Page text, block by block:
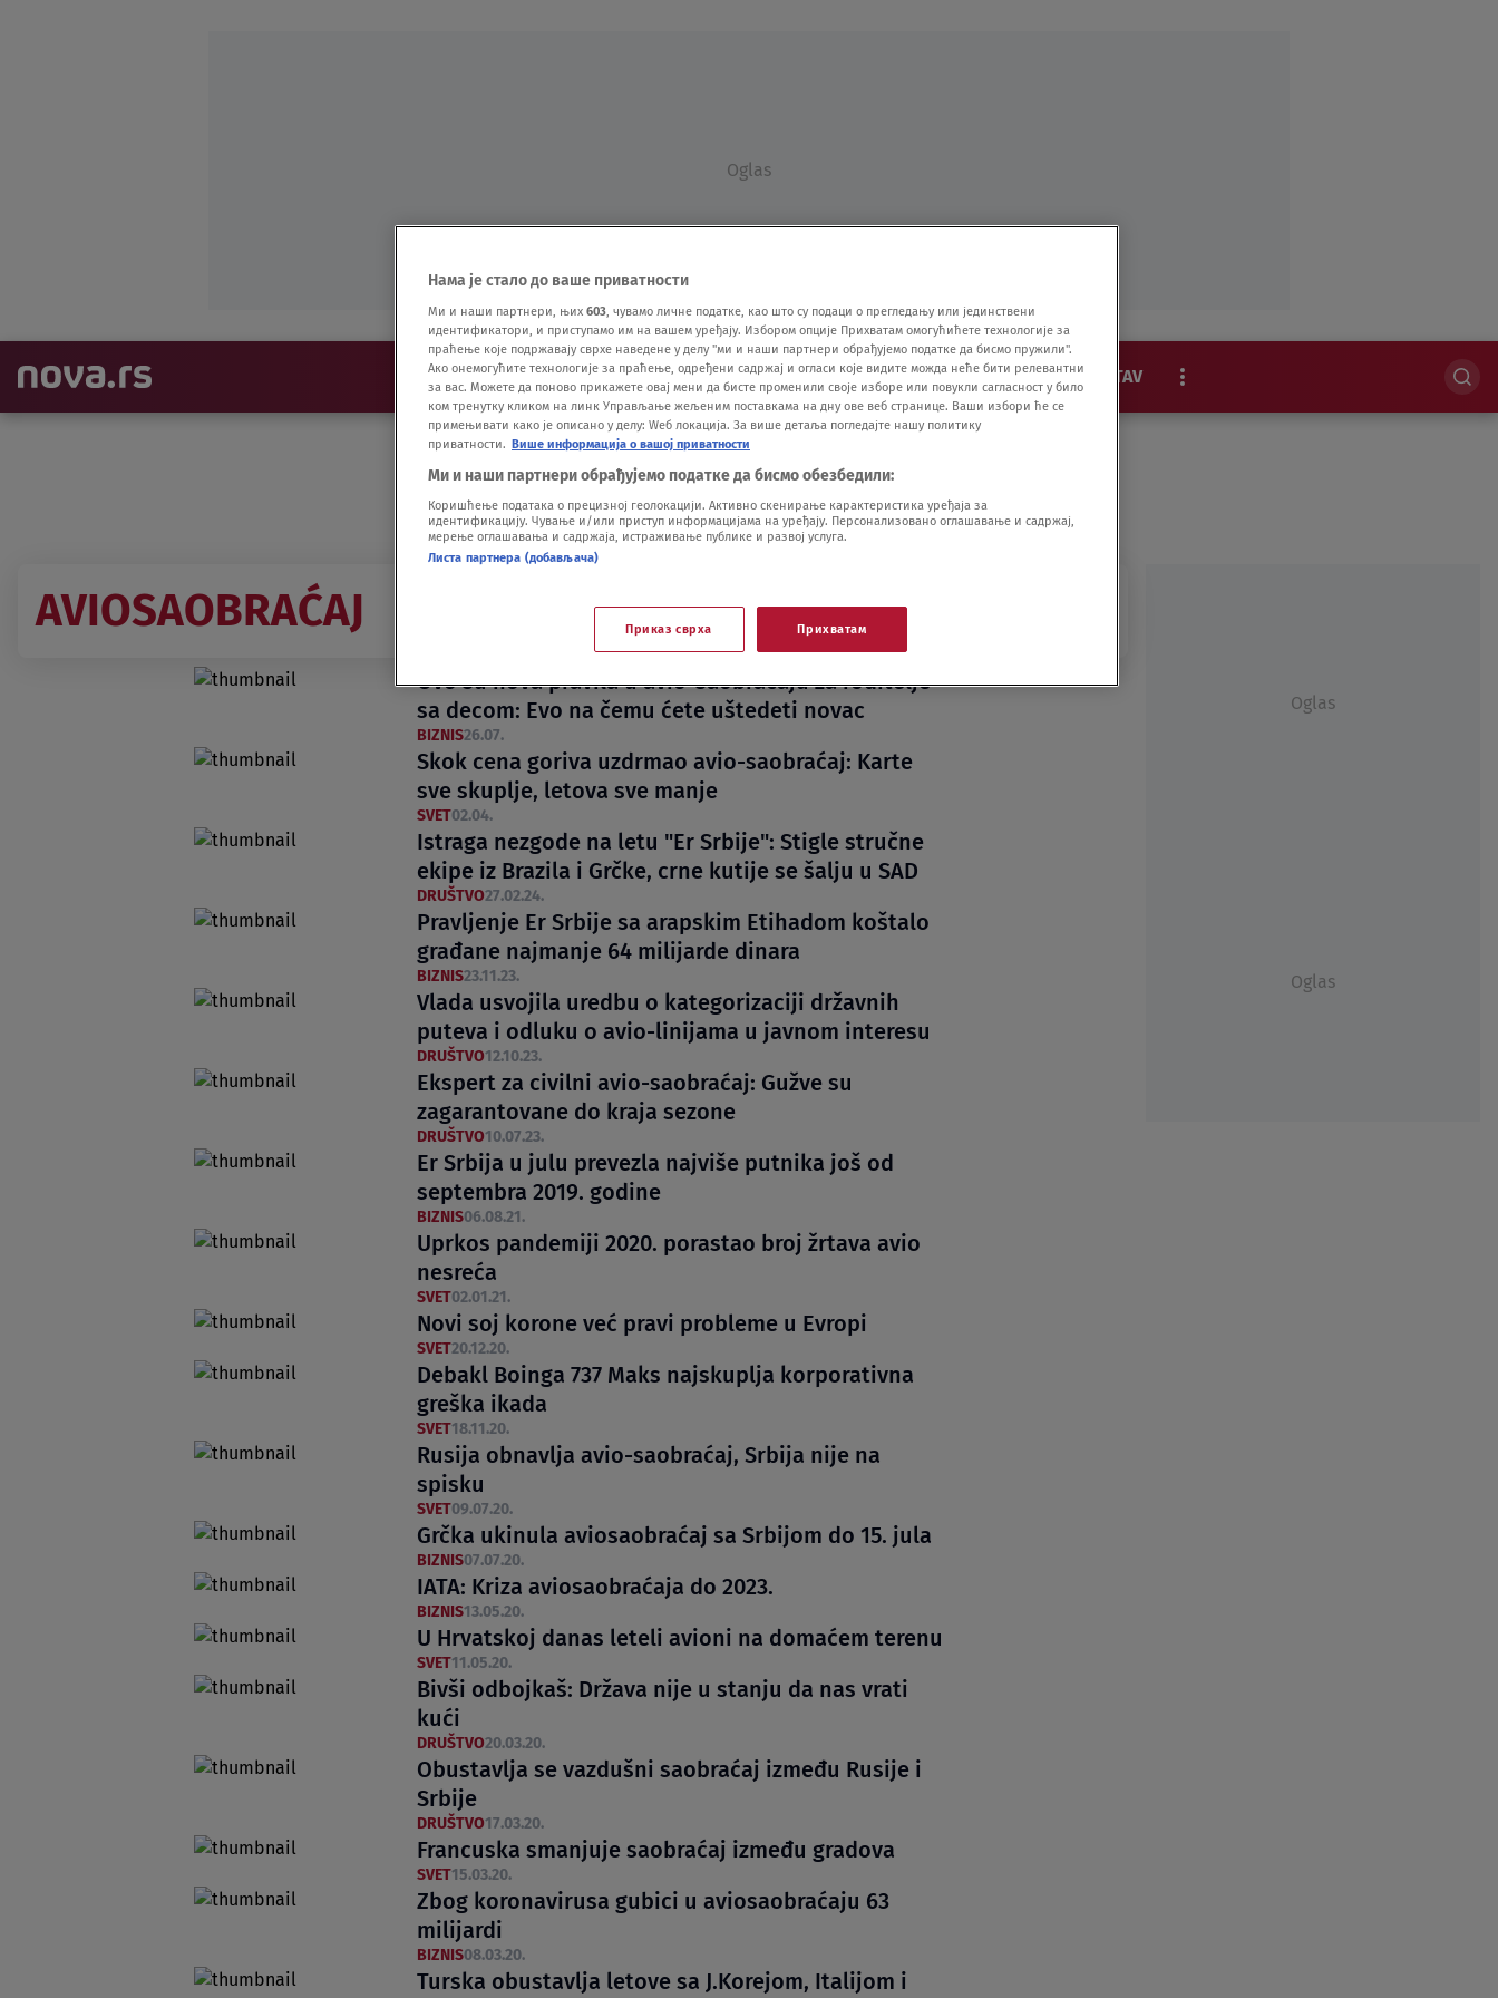
Oglas
NAJNOVIJE VESTI SHOW SPORT VIDEO NOVA BAZA MAGAZIN STAV
AVIOSAOBRAĆAJ
Ovo su nova pravila u avio-saobraćaju za roditelje
sa decom: Evo na čemu ćete uštedeti novac
BIZNIS26.07.
Skok cena goriva uzdrmao avio-saobraćaj: Karte
sve skuplje, letova sve manje
SVET02.04.
Istraga nezgode na letu "Er Srbije": Stigle stručne
ekipe iz Brazila i Grčke, crne kutije se šalju u SAD
DRUŠTVO27.02.24.
Pravljenje Er Srbije sa arapskim Etihadom koštalo
građane najmanje 64 milijarde dinara
BIZNIS23.11.23.
Vlada usvojila uredbu o kategorizaciji državnih
puteva i odluku o avio-linijama u javnom interesu
DRUŠTVO12.10.23.
Ekspert za civilni avio-saobraćaj: Gužve su
zagarantovane do kraja sezone
DRUŠTVO10.07.23.
Er Srbija u julu prevezla najviše putnika još od
septembra 2019. godine
BIZNIS06.08.21.
Uprkos pandemiji 2020. porastao broj žrtava avio
nesreća
SVET02.01.21.
Novi soj korone već pravi probleme u Evropi
SVET20.12.20.
Debakl Boinga 737 Maks najskuplja korporativna
greška ikada
SVET18.11.20.
Rusija obnavlja avio-saobraćaj, Srbija nije na
spisku
SVET09.07.20.
Grčka ukinula aviosaobraćaj sa Srbijom do 15. jula
BIZNIS07.07.20.
IATA: Kriza aviosaobraćaja do 2023.
BIZNIS13.05.20.
U Hrvatskoj danas leteli avioni na domaćem terenu
SVET11.05.20.
Bivši odbojkaš: Država nije u stanju da nas vrati
kući
DRUŠTVO20.03.20.
Obustavlja se vazdušni saobraćaj između Rusije i
Srbije
DRUŠTVO17.03.20.
Francuska smanjuje saobraćaj između gradova
SVET15.03.20.
Zbog koronavirusa gubici u aviosaobraćaju 63
milijardi
BIZNIS08.03.20.
Turska obustavlja letove sa J.Korejom, Italijom i
Oglas
Oglas
Нама је стало до ваше приватности
Ми и наши партнери, њих 603, чувамо личне податке, као што су подаци о прегледању или јединствени
идентификатори, и приступамо им на вашем уређају. Избором опције Прихватам омогућићете технологије за
праћење које подржавају сврхе наведене у делу "ми и наши партнери обрађујемо податке да бисмо пружили".
Ако онемогућите технологије за праћење, одређени садржај и огласи које видите можда неће бити релевантни
за вас. Можете да поново прикажете овај мени да бисте променили своје изборе или повукли сагласност у било
ком тренутку кликом на линк Управљање жељеним поставкама на дну ове веб странице. Ваши избори ће се
примењивати како је описано у делу: Wеб локација. За више детаља погледајте нашу политику
приватности. Више информација о вашој приватности
Ми и наши партнери обрађујемо податке да бисмо обезбедили:
Коришћење података о прецизној геолокацији. Активно скенирање карактеристика уређаја за
идентификацију. Чување и/или приступ информацијама на уређају. Персонализовано оглашавање и садржај,
мерење оглашавања и садржаја, истраживање публике и развој услуга.
Листа партнера (добављача)
Приказ сврха Прихватам